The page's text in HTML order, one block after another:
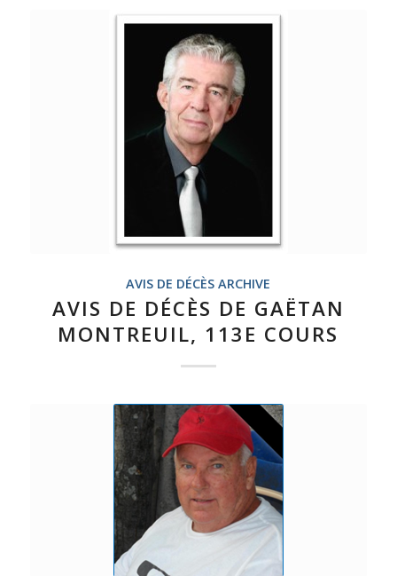
AVIS DE DÉCÈS ARCHIVE
AVIS DE DÉCÈS DE GAËTAN
MONTREUIL, 113E COURS